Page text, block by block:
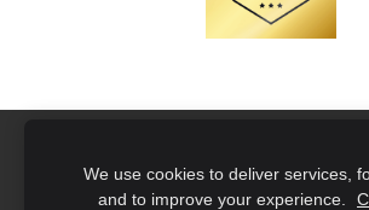
We use cookies to deliver services,
and to improve your experience.